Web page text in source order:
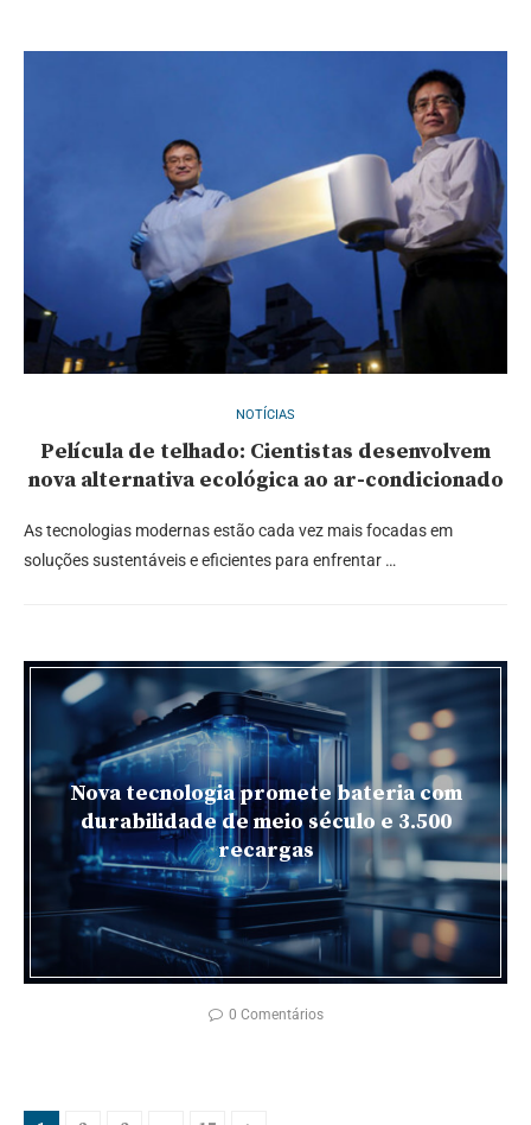
NOTÍCIAS
Película de telhado: Cientistas desenvolvem
nova alternativa ecológica ao ar-condicionado
As tecnologias modernas estão cada vez mais focadas em
soluções sustentáveis e eficientes para enfrentar …
Nova tecnologia promete bateria com
durabilidade de meio século e 3.500
recargas
0 Comentários